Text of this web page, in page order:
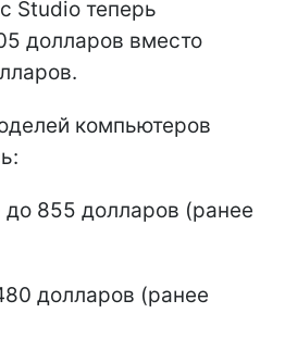
Studio теперь
долларов вместо
компьютеров
до 855 долларов (ранее
долларов (ранее